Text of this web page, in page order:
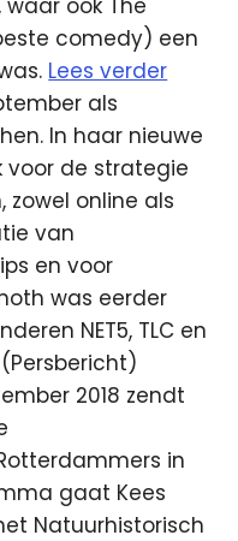
ook The
comedy) een
Lees verder
als
In haar nieuwe
voor de strategie
zowel online als
van
en voor
was eerder
NET5, TLC en
2018 zendt
in
gaat Kees
Natuurhistorisch